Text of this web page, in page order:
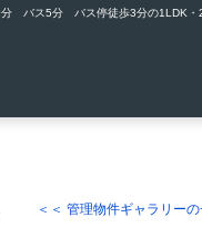
ス5分 バス停徒歩3分の1LDK・
＜＜ 管理物件ギャラリー